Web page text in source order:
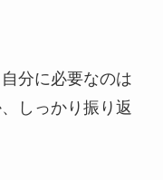
分に必要なのは
しっかり振り返